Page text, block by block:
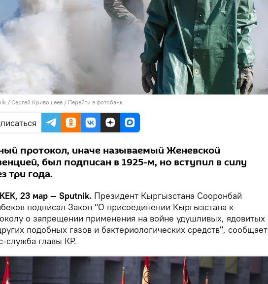
/ Сергей Кривошеев / Перейти в фотобанк
протокол, иначе называемый Женевской
был подписан в 1925-м, но вступил в силу
три года.
23 мар — Sputnik. Президент Кыргызстана Сооронбай
подписал Закон "О присоединении Кыргызстана к
о запрещении применения на войне удушливых, ядовитых
подобных газов и бактериологических средств", сообщает
служба главы КР.